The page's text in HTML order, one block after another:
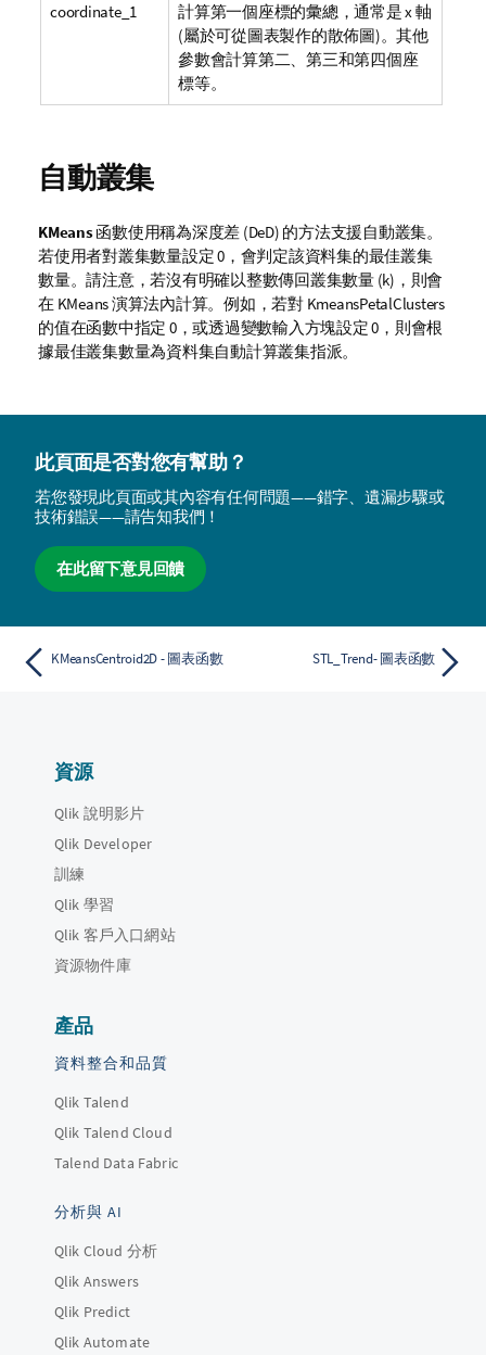
coordinate_1
計算第一個座標的彙總，通常是 x 軸
(屬於可從圖表製作的散佈圖)。其他
參數會計算第二、第三和第四個座
標等。
自動叢集
KMeans函數使用稱為深度差 (DeD) 的方法支援自動叢集。
若使用者對叢集數量設定 0，會判定該資料集的最佳叢集
數量。請注意，若沒有明確以整數傳回叢集數量 (k)，則會
在 KMeans 演算法內計算。例如，若對 KmeansPetalClusters
的值在函數中指定 0，或透過變數輸入方塊設定 0，則會根
據最佳叢集數量為資料集自動計算叢集指派。
此頁面是否對您有幫助？
若您發現此頁面或其內容有任何問題——錯字、遺漏步驟或
技術錯誤——請告知我們！
在此留下意見回饋
KMeansCentroid2D - 圖表函數 STL_Trend- 圖表函數
資源
Qlik 說明影片
Qlik Developer
訓練
Qlik 學習
Qlik 客戶入口網站
資源物件庫
產品
資料整合和品質
Qlik Talend
Qlik Talend Cloud
Talend Data Fabric
分析與 AI
Qlik Cloud 分析
Qlik Answers
Qlik Predict
Qlik Automate